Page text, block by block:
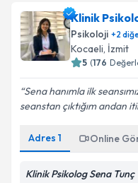
Klinik
Psikoloji +2
Kocaeli, İzmit
5 (176
Sena hanımla ilk
seanstan çıktığım andan
Adres 1 Online
Klinik Psikolog Sena Tunç